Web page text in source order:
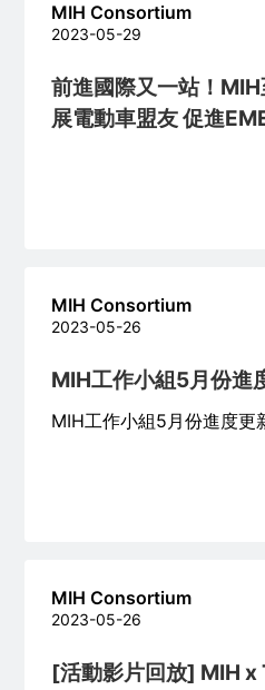
MIH Consortium
2023-05-29
前進國際又一站！
展電動車盟友 促進
MIH Consortium
2023-05-26
MIH工作小組5月份進
MIH工作小組5月份進度更
MIH Consortium
2023-05-26
[活動影片回放] MIH x